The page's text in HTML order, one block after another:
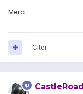
Merci
Citer
CastleRoad